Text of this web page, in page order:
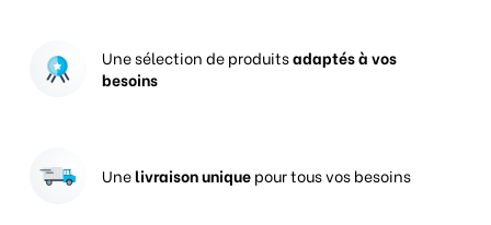
Une sélection de produitsadaptés à vos
besoins
Unelivraison uniquepour tous vos besoins